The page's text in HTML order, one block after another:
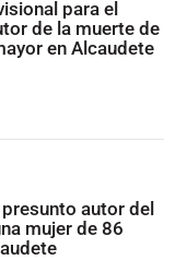
para el
de la muerte de
en Alcaudete
autor del
mujer de 86